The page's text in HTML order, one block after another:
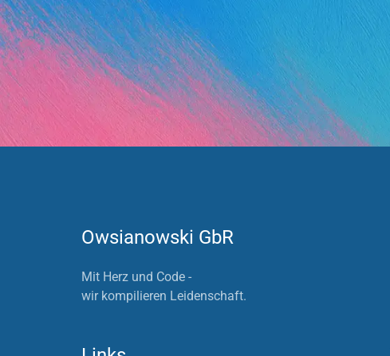
Owsianowski GbR
Mit Herz und Code -
wir kompilieren Leidenschaft.